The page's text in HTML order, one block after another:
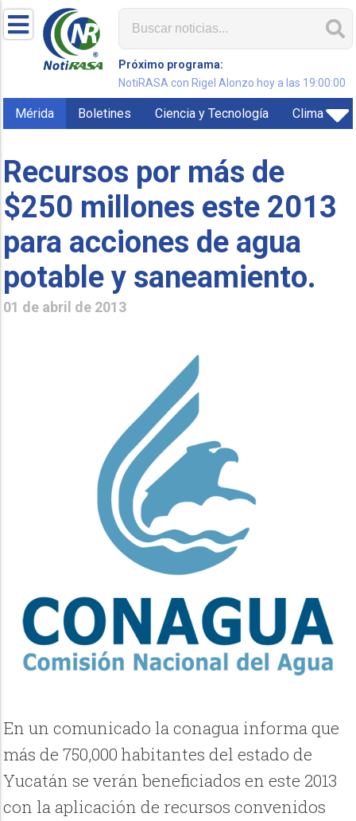
Próximo programa:
NotiRASA con Rigel Alonzo hoy a las 19:00:00
Mérida Boletines Ciencia y Tecnología Clima
Recursos por más de
$250 millones este 2013
para acciones de agua
potable y saneamiento.
01 de abril de 2013
En un comunicado la conagua informa que
más de 750,000 habitantes del estado de
Yucatán se verán beneficiados en este 2013
con la aplicación de recursos convenidos